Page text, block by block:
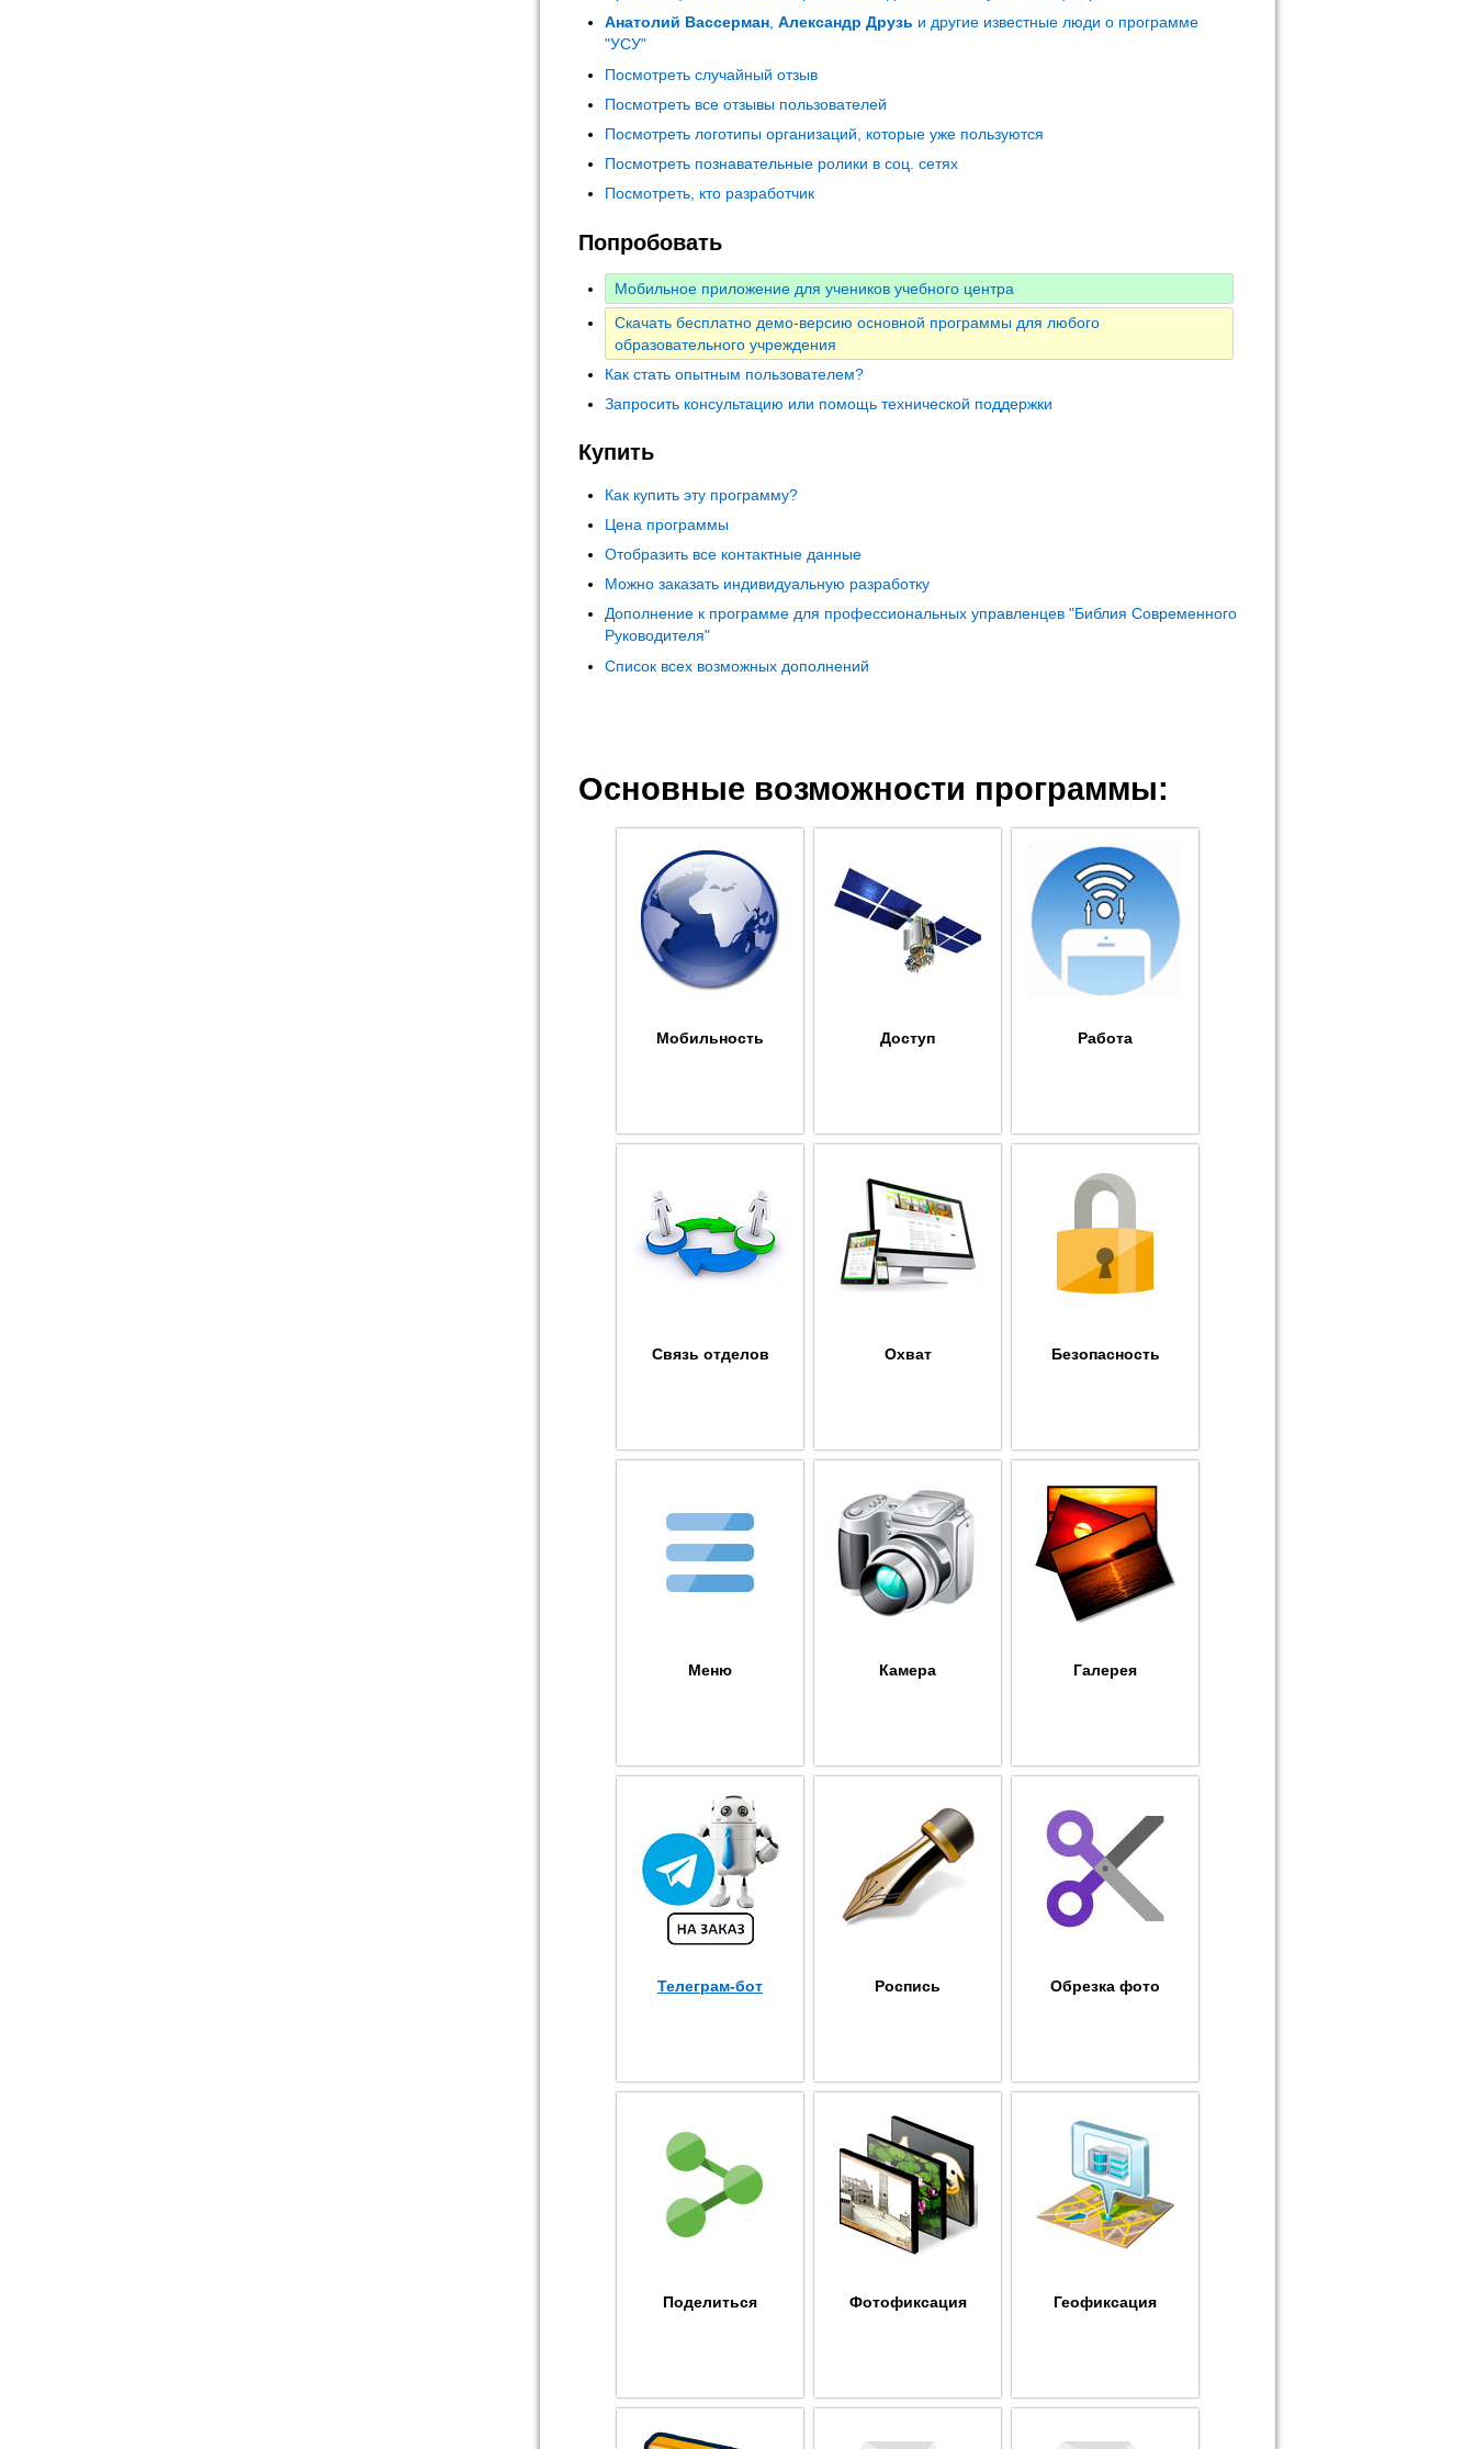
Анатолий Вассерман, Александр Друзь и другие известные люди о программе
"УСУ"
Посмотреть случайный отзыв
Посмотреть все отзывы пользователей
Посмотреть логотипы организаций, которые уже пользуются
Посмотреть познавательные ролики в соц. сетях
Посмотреть, кто разработчик
Попробовать
Мобильное приложение для учеников учебного центра
Скачать бесплатно демо-версию основной программы для любого
образовательного учреждения
Как стать опытным пользователем?
Запросить консультацию или помощь технической поддержки
Купить
Как купить эту программу?
Цена программы
Отобразить все контактные данные
Можно заказать индивидуальную разработку
Дополнение к программе для профессиональных управленцев "Библия Современного
Руководителя"
Список всех возможных дополнений
Основные возможности программы:
Мобильность Доступ Работа
Связь отделов Охват Безопасность
Меню Камера Галерея
Телеграм-бот Роспись Обрезка фото
Поделиться Фотофиксация Геофиксация